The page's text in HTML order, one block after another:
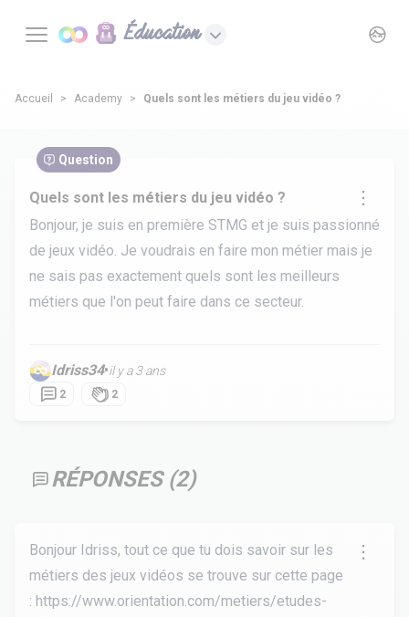
Éducation
Accueil Academy Quels sont les métiers du jeu vidéo ?
Question
Quels sont les métiers du jeu vidéo ?
Bonjour, je suis en première STMG et je suis passionné
de jeux vidéo. Je voudrais en faire mon métier mais je
ne sais pas exactement quels sont les meilleurs
métiers que l'on peut faire dans ce secteur.
Idriss34•il y a 3 ans
2 2
RÉPONSES (2)
Bonjour Idriss, tout ce que tu dois savoir sur les
métiers des jeux vidéos se trouve sur cette page
: https://www.orientation.com/metiers/etudes-